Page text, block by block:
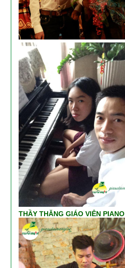
THẦY THĂNG GIÁO VIÊN PIANO